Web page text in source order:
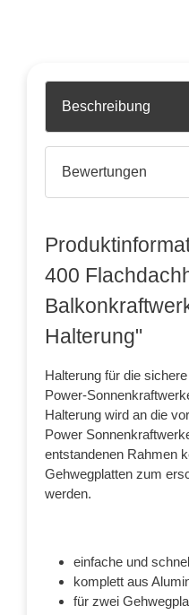
Beschreibung
Bewertungen
400
Halterung"
Halterung für die
Power-
Halterung wird an die
Power
entstandenen Rahmen
Gehwegplatten zum
werden.
einfache und
komplett aus
für zwei